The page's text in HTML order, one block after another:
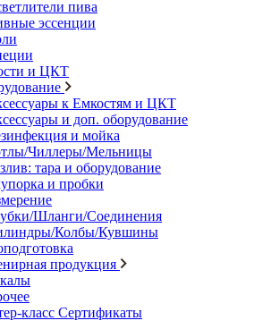
пива
эссенции
и ЦКТ
к Емкостям и ЦКТ
и доп. оборудование
и мойка
Чиллеры/Мельницы
тара и оборудование
и пробки
Шланги/Соединения
Колбы/Кувшины
продукция
класс Сертификаты